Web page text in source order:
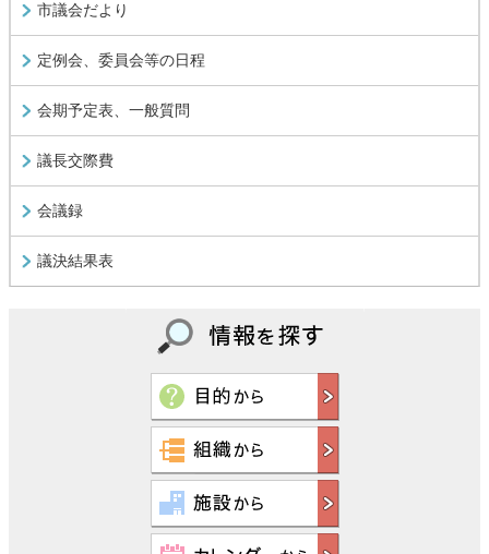
市議会だより
定例会、委員会等の日程
会期予定表、一般質問
議長交際費
会議録
議決結果表